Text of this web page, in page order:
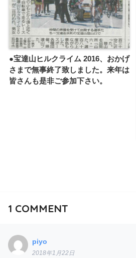
●宝達山ヒルクライム 2016、おかげ
さまで無事終了致しました。来年は
皆さんも是非ご参加下さい。
1 COMMENT
piyo
2018年1月22日